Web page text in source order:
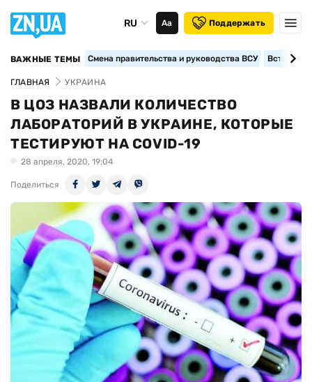
RU Аа Поддержать
ВАЖНЫЕ ТЕМЫ Смена правительства и руководства ВСУ
ГЛАВНАЯ УКРАИНА
В ЦОЗ НАЗВАЛИ КОЛИЧЕСТВО
ЛАБОРАТОРИЙ В УКРАИНЕ, КОТОРЫЕ
ТЕСТИРУЮТ НА COVID-19
28 апреля, 2020, 19:04
Поделиться